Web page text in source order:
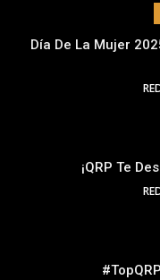
Día De La Mujer
¡QRP Te